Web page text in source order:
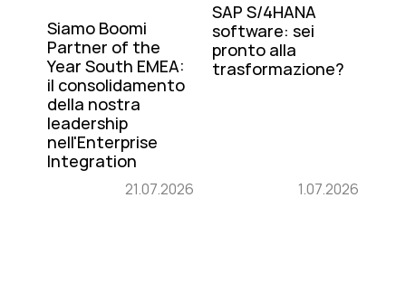
Siamo Boomi
Partner of the
Year South EMEA:
il consolidamento
della nostra
leadership
nell'Enterprise
Integration
21.07.2026
SAP S/4HANA
software: sei
pronto alla
trasformazione?
1.07.2026